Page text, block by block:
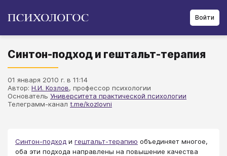
Войти
Синтон-подход и гештальт-терапия
01 января 2010 г. в 11:14
Автор: Н.И. Козлов, профессор психологии
Основатель Университета практической психологии
Телеграмм-канал t.me/kozlovni
Синтон-подход и гештальт-терапию объединяет многое,
оба эти подхода направлены на повышение качества